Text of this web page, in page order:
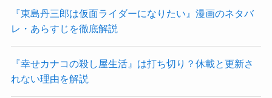
『東島丹三郎は仮面ライダーになりたい』漫画のネタバ
レ・あらすじを徹底解説
『幸せカナコの殺し屋生活』は打ち切り？休載と更新さ
れない理由を解説